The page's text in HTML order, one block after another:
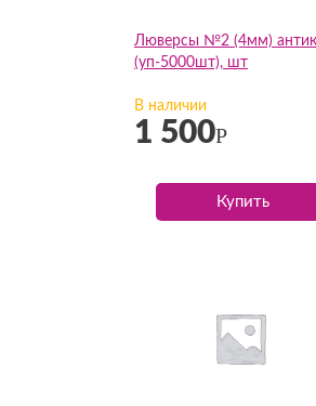
Люверсы №2 (4мм) антик
(уп-5000шт), шт
В наличии
1 500Р
Купить